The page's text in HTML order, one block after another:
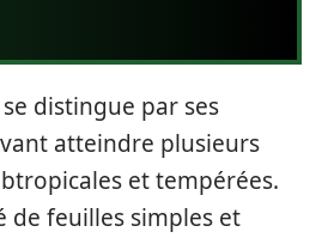
distingue par ses
atteindre plusieurs
et tempérées.
de feuilles simples et